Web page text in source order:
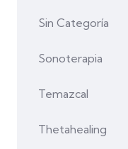
Sin Categoría
Sonoterapia
Temazcal
Thetahealing